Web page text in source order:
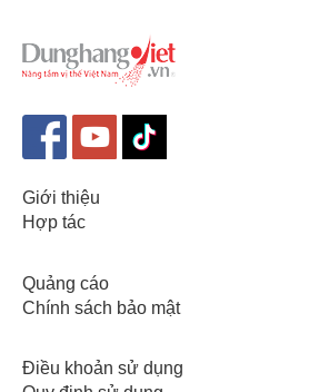
Giới thiệu
Hợp tác
Quảng cáo
Chính sách bảo mật
Điều khoản sử dụng